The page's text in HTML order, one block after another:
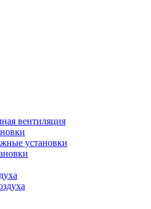
вентиляция
установки